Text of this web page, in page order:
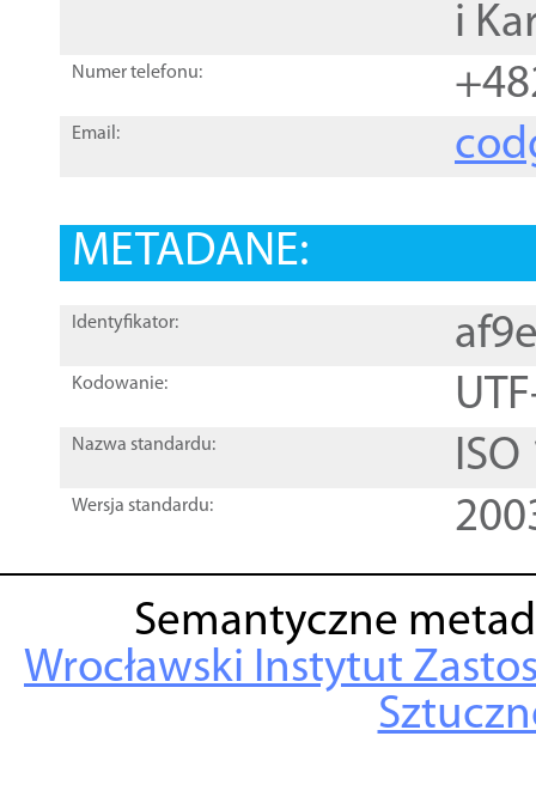
i
Numer telefonu:
Email:
METADANE:
Identyfikator:
Kodowanie:
Nazwa standardu:
Wersja standardu:
Semantyczne
Wrocławski Instytut